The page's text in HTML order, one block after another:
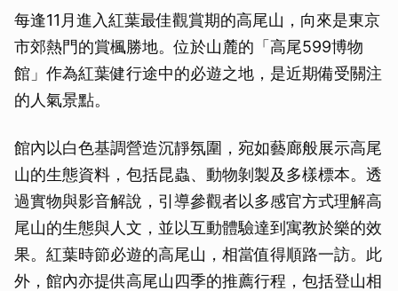
每逢11月進入紅葉最佳觀賞期的高尾山，向來是東京
市郊熱門的賞楓勝地。位於山麓的「高尾599博物
館」作為紅葉健行途中的必遊之地，是近期備受關注
的人氣景點。
館內以白色基調營造沉靜氛圍，宛如藝廊般展示高尾
山的生態資料，包括昆蟲、動物剝製及多樣標本。透
過實物與影音解說，引導參觀者以多感官方式理解高
尾山的生態與人文，並以互動體驗達到寓教於樂的效
果。紅葉時節必遊的高尾山，相當值得順路一訪。此
外，館內亦提供高尾山四季的推薦行程，包括登山相